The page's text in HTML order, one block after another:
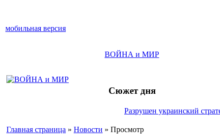
мобильная версия
ВОЙНА и МИР
Сюжет дня
Разрушен украинский
Главная страница » Новости » Просмотр